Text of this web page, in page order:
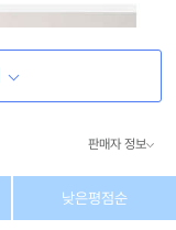
판매자 정보
낮은평점순